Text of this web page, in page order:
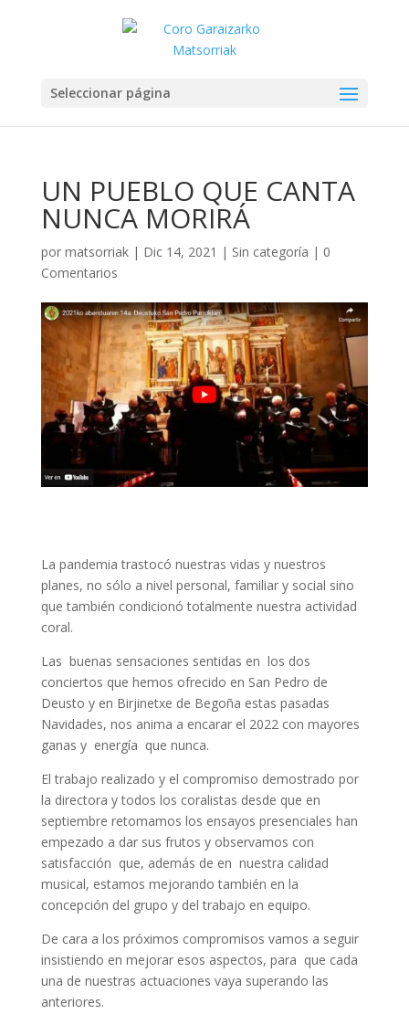
Seleccionar página
UN PUEBLO QUE CANTA
NUNCA MORIRÁ
por matsorriak| Dic 14, 2021 | Sin categoría | 0
Comentarios
La pandemia trastocó nuestras vidas y nuestros
planes, no sólo a nivel personal, familiar y social sino
que también condicionó totalmente nuestra actividad
coral.
Las buenas sensaciones sentidas en los dos
conciertos que hemos ofrecido en San Pedro de
Deusto y en Birjinetxe de Begoña estas pasadas
Navidades, nos anima a encarar el 2022 con mayores
ganas y energía que nunca.
El trabajo realizado y el compromiso demostrado por
la directora y todos los coralistas desde que en
septiembre retomamos los ensayos presenciales han
empezado a dar sus frutos y observamos con
satisfacción que, además de en nuestra calidad
musical, estamos mejorando también en la
concepción del grupo y del trabajo en equipo.
De cara a los próximos compromisos vamos a seguir
insistiendo en mejorar esos aspectos, para que cada
una de nuestras actuaciones vaya superando las
anteriores.